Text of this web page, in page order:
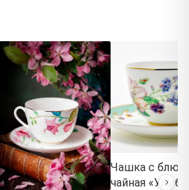
Чашка с
чайная